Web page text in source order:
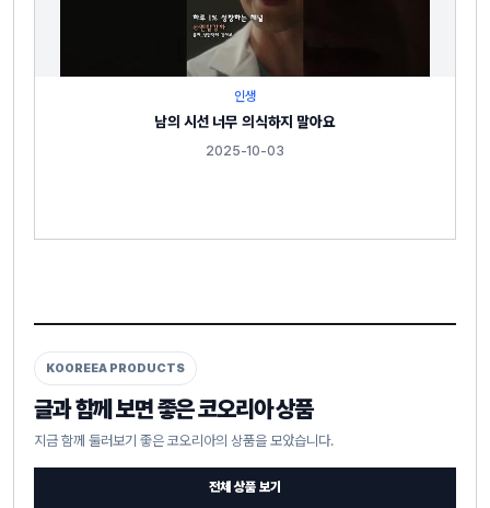
인생
남의 시선 너무 의식하지 말아요
2025-10-03
KOOREEA PRODUCTS
글과 함께 보면 좋은 코오리아 상품
지금 함께 둘러보기 좋은 코오리아의 상품을 모았습니다.
전체 상품 보기